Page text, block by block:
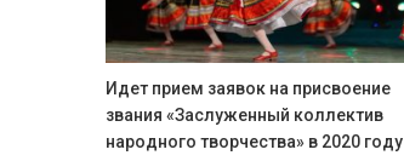
Идет прием заявок на присвоение
звания «Заслуженный коллектив
народного творчества» в 2020 году